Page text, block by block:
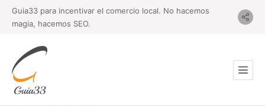
Guia33 para incentivar el comercio local. No hacemos
magia, hacemos SEO.